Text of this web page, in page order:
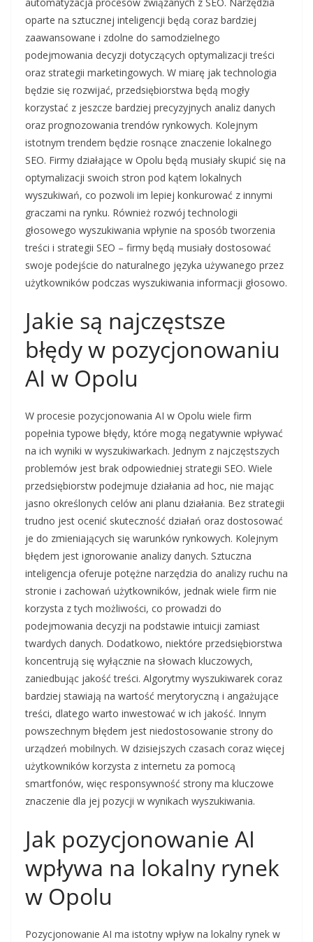
oparte na sztucznej inteligencji będą coraz bardziej
zaawansowane i zdolne do samodzielnego
podejmowania decyzji dotyczących optymalizacji treści
oraz strategii marketingowych. W miarę jak technologia
będzie się rozwijać, przedsiębiorstwa będą mogły
korzystać z jeszcze bardziej precyzyjnych analiz danych
oraz prognozowania trendów rynkowych. Kolejnym
istotnym trendem będzie rosnące znaczenie lokalnego
SEO. Firmy działające w Opolu będą musiały skupić się na
optymalizacji swoich stron pod kątem lokalnych
wyszukiwań, co pozwoli im lepiej konkurować z innymi
graczami na rynku. Również rozwój technologii
głosowego wyszukiwania wpłynie na sposób tworzenia
treści i strategii SEO – firmy będą musiały dostosować
swoje podejście do naturalnego języka używanego przez
użytkowników podczas wyszukiwania informacji głosowo.
Jakie są najczęstsze
błędy w pozycjonowaniu
AI w Opolu
W procesie pozycjonowania AI w Opolu wiele firm
popełnia typowe błędy, które mogą negatywnie wpływać
na ich wyniki w wyszukiwarkach. Jednym z najczęstszych
problemów jest brak odpowiedniej strategii SEO. Wiele
przedsiębiorstw podejmuje działania ad hoc, nie mając
jasno określonych celów ani planu działania. Bez strategii
trudno jest ocenić skuteczność działań oraz dostosować
je do zmieniających się warunków rynkowych. Kolejnym
błędem jest ignorowanie analizy danych. Sztuczna
inteligencja oferuje potężne narzędzia do analizy ruchu na
stronie i zachowań użytkowników, jednak wiele firm nie
korzysta z tych możliwości, co prowadzi do
podejmowania decyzji na podstawie intuicji zamiast
twardych danych. Dodatkowo, niektóre przedsiębiorstwa
koncentrują się wyłącznie na słowach kluczowych,
zaniedbując jakość treści. Algorytmy wyszukiwarek coraz
bardziej stawiają na wartość merytoryczną i angażujące
treści, dlatego warto inwestować w ich jakość. Innym
powszechnym błędem jest niedostosowanie strony do
urządzeń mobilnych. W dzisiejszych czasach coraz więcej
użytkowników korzysta z internetu za pomocą
smartfonów, więc responsywność strony ma kluczowe
znaczenie dla jej pozycji w wynikach wyszukiwania.
Jak pozycjonowanie AI
wpływa na lokalny rynek
w Opolu
Pozycjonowanie AI ma istotny wpływ na lokalny rynek w